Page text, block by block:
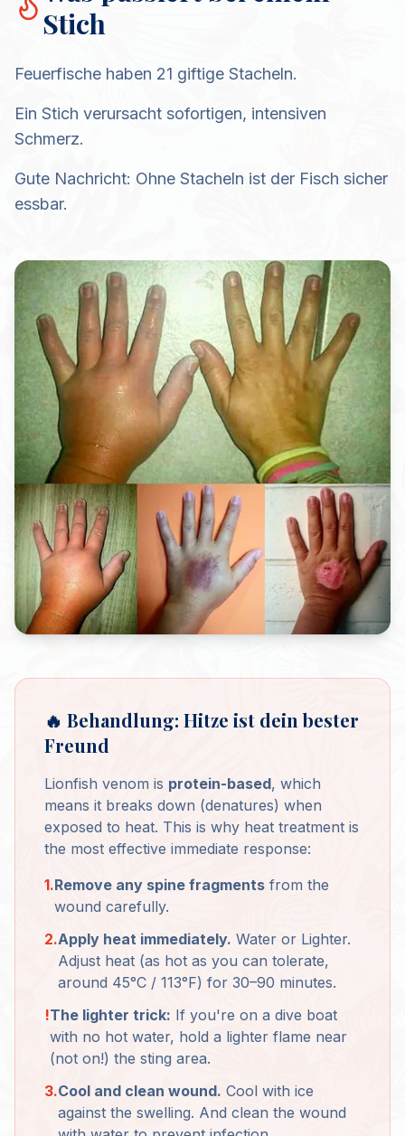
Stich
Feuerfische haben 21 giftige Stacheln.
Ein Stich verursacht sofortigen, intensiven
Schmerz.
Gute Nachricht: Ohne Stacheln ist der Fisch sicher
essbar.
🔥 Behandlung: Hitze ist dein bester
Freund
Lionfish venom is protein-based, which
means it breaks down (denatures) when
exposed to heat. This is why heat treatment is
the most effective immediate response:
1.Remove any spine fragments from the
wound carefully.
2.Apply heat immediately. Water or Lighter.
Adjust heat (as hot as you can tolerate,
around 45°C / 113°F) for 30–90 minutes.
!The lighter trick: If you're on a dive boat
with no hot water, hold a lighter flame near
(not on!) the sting area.
3.Cool and clean wound. Cool with ice
against the swelling. And clean the wound